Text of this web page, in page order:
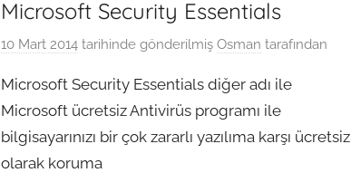
Microsoft Security Essentials
10 Mart 2014 tarihinde gönderilmiş Osman tarafından
Microsoft Security Essentials diğer adı ile
Microsoft ücretsiz Antivirüs programı ile
bilgisayarınızı bir çok zararlı yazılıma karşı ücretsiz
olarak koruma